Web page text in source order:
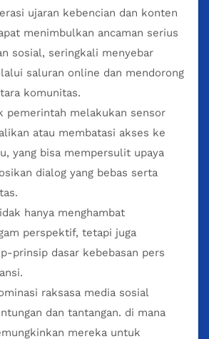
ujaran kebencian dan konten
menimbulkan ancaman serius
sosial, seringkali menyebar
saluran online dan mendorong
komunitas.
pemerintah melakukan sensor
atau membatasi akses ke
yang bisa mempersulit upaya
dialog yang bebas serta
hanya menghambat
perspektif, tetapi juga
prinsip dasar kebebasan pers
raksasa media sosial
dan tantangan. di mana
mereka untuk